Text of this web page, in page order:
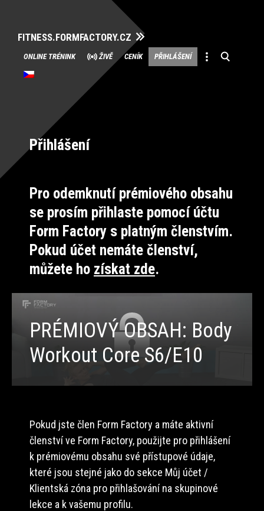
FITNESS.FORMFACTORY.CZ
Přeskočit
na
obsah
ONLINE TRÉNINK ŽIVĚ CENÍK PŘIHLÁŠENÍ
Přihlášení
Pro odemknutí prémiového obsahu
se prosím přihlaste pomocí účtu
Form Factory s platným členstvím.
Pokud účet nemáte členství,
můžete ho získat zde.
PRÉMIOVÝ OBSAH: Body
Workout Core S6/E10
Pokud jste člen Form Factory a máte aktivní
členství ve Form Factory, použijte pro přihlášení
k prémiovému obsahu své přístupové údaje,
které jsou stejné jako do sekce Můj účet /
Klientská zóna pro přihlašování na skupinové
lekce a k vašemu profilu.